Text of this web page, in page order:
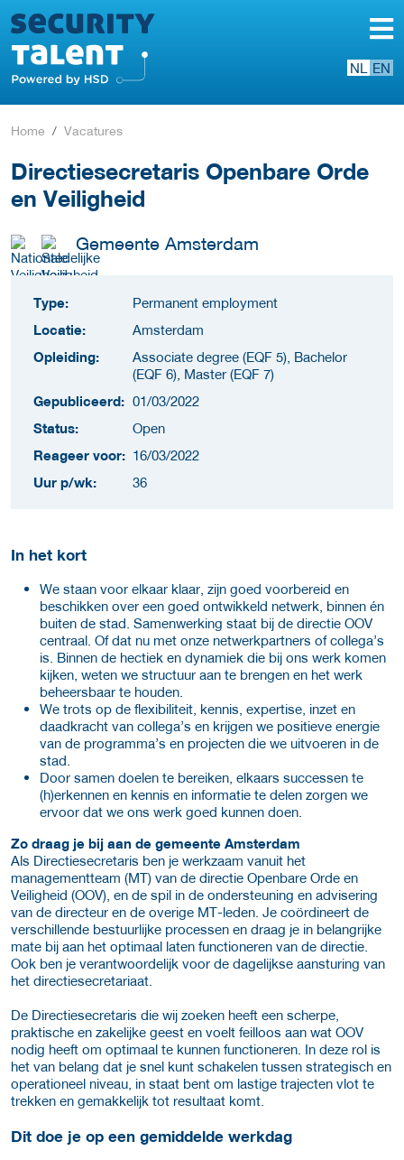
NL EN
Home Vacatures
Directiesecretaris Openbare Orde
en Veiligheid
Gemeente Amsterdam
Type:
Permanent employment
Locatie:
Amsterdam
Opleiding:
Associate degree (EQF 5), Bachelor
(EQF 6), Master (EQF 7)
Gepubliceerd: 01/03/2022
Status:
Open
Reageer voor: 16/03/2022
Uur p/wk:
36
In het kort
We staan voor elkaar klaar, zijn goed voorbereid en
beschikken over een goed ontwikkeld netwerk, binnen én
buiten de stad. Samenwerking staat bij de directie OOV
centraal. Of dat nu met onze netwerkpartners of collega’s
is. Binnen de hectiek en dynamiek die bij ons werk komen
kijken, weten we structuur aan te brengen en het werk
beheersbaar te houden.
We trots op de flexibiliteit, kennis, expertise, inzet en
daadkracht van collega’s en krijgen we positieve energie
van de programma’s en projecten die we uitvoeren in de
stad.
Door samen doelen te bereiken, elkaars successen te
(h)erkennen en kennis en informatie te delen zorgen we
ervoor dat we ons werk goed kunnen doen.
Zo draag je bij aan de gemeente Amsterdam
Als Directiesecretaris ben je werkzaam vanuit het
managementteam (MT) van de directie Openbare Orde en
Veiligheid (OOV), en de spil in de ondersteuning en advisering
van de directeur en de overige MT-leden. Je coördineert de
verschillende bestuurlijke processen en draag je in belangrijke
mate bij aan het optimaal laten functioneren van de directie.
Ook ben je verantwoordelijk voor de dagelijkse aansturing van
het directiesecretariaat.
De Directiesecretaris die wij zoeken heeft een scherpe,
praktische en zakelijke geest en voelt feilloos aan wat OOV
nodig heeft om optimaal te kunnen functioneren. In deze rol is
het van belang dat je snel kunt schakelen tussen strategisch en
operationeel niveau, in staat bent om lastige trajecten vlot te
trekken en gemakkelijk tot resultaat komt.
Dit doe je op een gemiddelde werkdag